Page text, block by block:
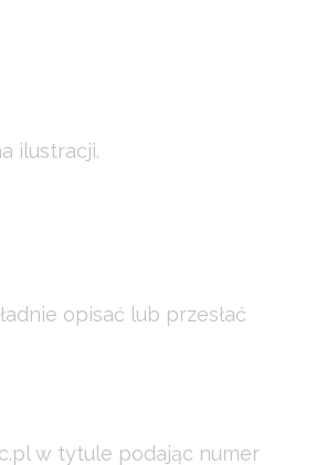
ilustracji.
opisać lub przesłać
w tytule podając numer